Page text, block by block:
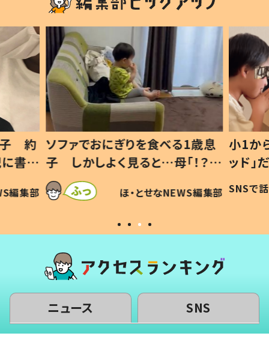
歳息
？」
編集部
小1から不登校、息子は「ギフテ
ッド」だった 父が“ウチ給食”を
作り続ける理由とは #令和の親
#令和の子
SNSで話題 ほ・とせなNEWS編集部
ひ孫
が、抱
「涙
い」
ニュース SNS